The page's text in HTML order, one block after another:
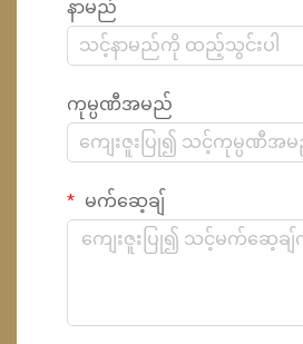
နာမည်
ကုမ္ပဏီအမည်
မက်ဆေ့ချ်